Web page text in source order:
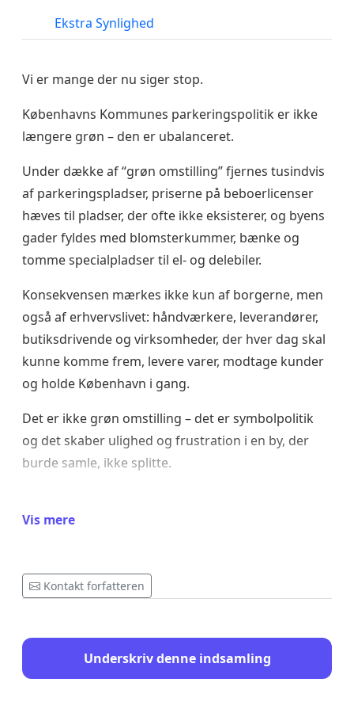
Ekstra Synlighed
Vi er mange der nu siger stop.
Københavns Kommunes parkeringspolitik er ikke
længere grøn – den er ubalanceret.
Under dække af “grøn omstilling” fjernes tusindvis
af parkeringspladser, priserne på beboerlicenser
hæves til pladser, der ofte ikke eksisterer, og byens
gader fyldes med blomsterkummer, bænke og
tomme specialpladser til el- og delebiler.
Konsekvensen mærkes ikke kun af borgerne, men
også af erhvervslivet: håndværkere, leverandører,
butiksdrivende og virksomheder, der hver dag skal
kunne komme frem, levere varer, modtage kunder
og holde København i gang.
Det er ikke grøn omstilling – det er symbolpolitik
og det skaber ulighed og frustration i en by, der
burde samle, ikke splitte.
ældre, handikappede, besøgende og erhverv. Også
Derfor mener vi, at det er rimeligt at stille
gældende principper for ligebehandling og
proportionalitet:
Vis mere
Kontakt forfatteren
Underskriv denne indsamling